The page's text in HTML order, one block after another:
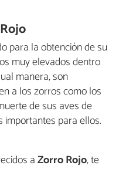
para la obtención de su
muy elevados dentro
manera, son
a los zorros como los
de sus aves de
para ellos.
aZorro Rojo, te